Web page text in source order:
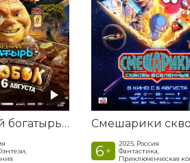
Последний богатырь. Колобок
6 +
2025, Россия
Фантастика,
Приключенческая